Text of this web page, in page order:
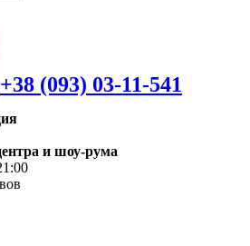
+38 (093) 03-11-541
и шоу-рума